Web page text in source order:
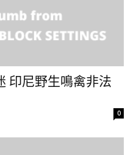
印尼野生鳴禽非法
0